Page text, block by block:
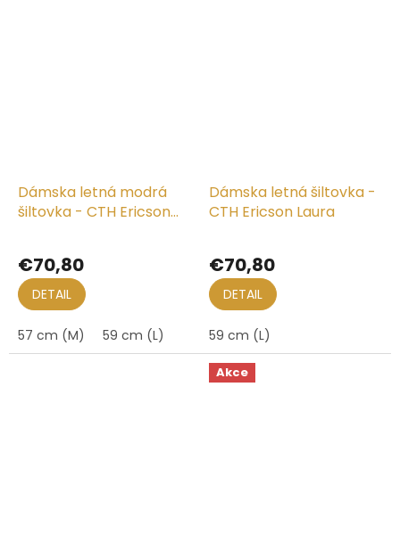
Dámska letná modrá
šiltovka - CTH Ericson
€70,80
DETAIL
57 cm (M) 59 cm (L)
Dámska letná šiltovka -
CTH Ericson Laura
€70,80
DETAIL
59 cm (L)
Akce